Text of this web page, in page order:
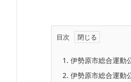
目次
1. 伊勢原市総合運動
2. 伊勢原市総合運動